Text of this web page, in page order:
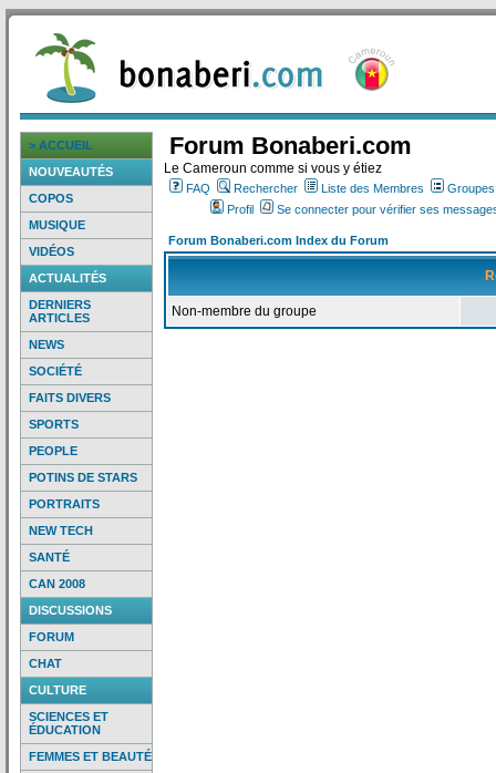
> ACCUEIL
NOUVEAUTÉS
COPOS
MUSIQUE
VIDÉOS
ACTUALITÉS
DERNIERS
ARTICLES
NEWS
SOCIÉTÉ
FAITS DIVERS
SPORTS
PEOPLE
POTINS DE STARS
PORTRAITS
NEW TECH
SANTÉ
CAN 2008
DISCUSSIONS
FORUM
CHAT
CULTURE
SCIENCES ET
ÉDUCATION
FEMMES ET BEAUTÉ
Forum Bonaberi.com
Le Cameroun comme si vous y étiez
FAQ Rechercher Liste des Membres
Profil
Se connecter pour vérifier ses
Forum Bonaberi.com Index du Forum
Non-membre du groupe